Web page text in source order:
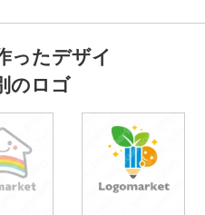
ったデザイ
のロゴ